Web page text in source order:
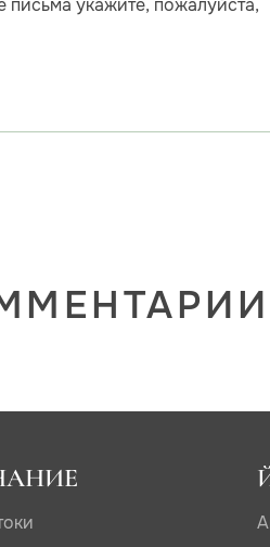
письма укажите, пожалуйста,